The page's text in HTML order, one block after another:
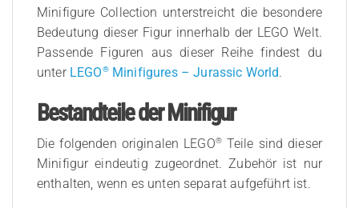
Minifigure Collection unterstreicht die besondere
Bedeutung dieser Figur innerhalb der LEGO Welt.
Passende Figuren aus dieser Reihe findest du
unter LEGO®Minifigures – Jurassic World.
Bestandteile der Minifigur
Die folgenden originalen LEGO®Teile sind dieser
Minifigur eindeutig zugeordnet. Zubehör ist nur
enthalten, wenn es unten separat aufgeführt ist.